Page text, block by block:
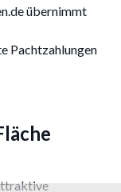
übernimmt
Pachtzahlungen